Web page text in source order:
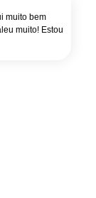
muito bem
muito! Estou